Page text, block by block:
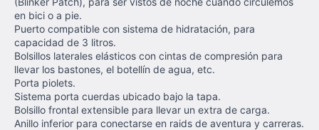
en bici o a pie.
Puerto compatible con sistema de hidratación, para
capacidad de 3 litros.
Bolsillos laterales elásticos con cintas de compresión para
llevar los bastones, el botellín de agua, etc.
Porta piolets.
Sistema porta cuerdas ubicado bajo la tapa.
Bolsillo frontal extensible para llevar un extra de carga.
Anillo inferior para conectarse en raids de aventura y carreras.